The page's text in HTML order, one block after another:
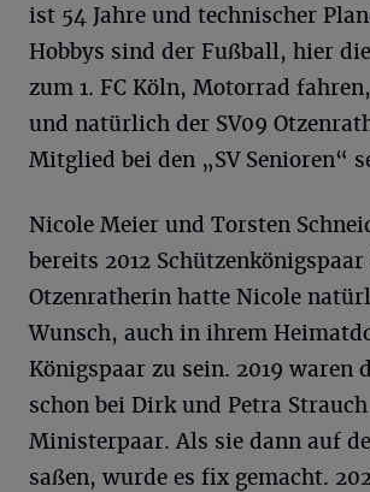
ist 54 Jahre und technischer
Hobbys sind der Fußball, hier
zum 1. FC Köln, Motorrad
und natürlich der SV09
Mitglied bei den „SV Senioren“
Nicole Meier und Torsten
bereits 2012
Otzenratherin hatte Nicole
Wunsch, auch in ihrem
Königspaar zu sein. 2019 waren
schon bei Dirk und Petra Strauch
Ministerpaar. Als sie dann auf
saßen, wurde es fix gemacht.